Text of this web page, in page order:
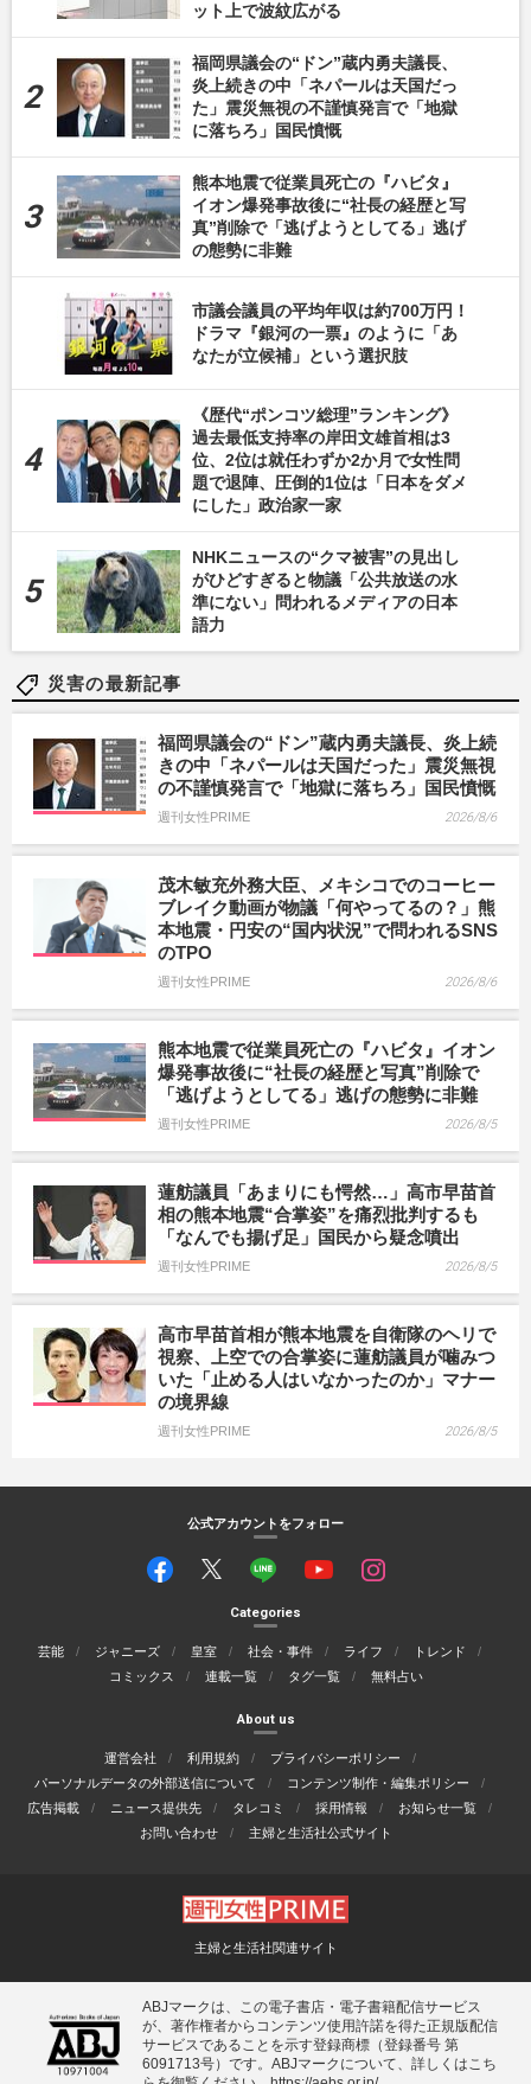
ット上で波紋広がる
福岡県議会の“ドン”蔵内勇夫議長、
炎上続きの中「ネパールは天国だっ
た」震災無視の不謹慎発言で「地獄
に落ちろ」国民憤慨
熊本地震で従業員死亡の『ハビタ』
イオン爆発事故後に“社長の経歴と写
真”削除で「逃げようとしてる」逃げ
の態勢に非難
市議会議員の平均年収は約700万円！
ドラマ『銀河の一票』のように「あ
なたが立候補」という選択肢
《歴代“ポンコツ総理”ランキング》
過去最低支持率の岸田文雄首相は3
位、2位は就任わずか2か月で女性問
題で退陣、圧倒的1位は「日本をダメ
にした」政治家一家
NHKニュースの“クマ被害”の見出し
がひどすぎると物議「公共放送の水
準にない」問われるメディアの日本
語力
災害の最新記事
福岡県議会の“ドン”蔵内勇夫議長、炎上続
きの中「ネパールは天国だった」震災無視
の不謹慎発言で「地獄に落ちろ」国民憤慨
週刊女性PRIME 2026/8/6
茂木敏充外務大臣、メキシコでのコーヒー
ブレイク動画が物議「何やってるの？」熊
本地震・円安の“国内状況”で問われるSNS
のTPO
週刊女性PRIME 2026/8/6
熊本地震で従業員死亡の『ハビタ』イオン
爆発事故後に“社長の経歴と写真”削除で
「逃げようとしてる」逃げの態勢に非難
週刊女性PRIME 2026/8/5
蓮舫議員「あまりにも愕然…」高市早苗首
相の熊本地震“合掌姿”を痛烈批判するも
「なんでも揚げ足」国民から疑念噴出
週刊女性PRIME 2026/8/5
高市早苗首相が熊本地震を自衛隊のヘリで
視察、上空での合掌姿に蓮舫議員が噛みつ
いた「止める人はいなかったのか」マナー
の境界線
週刊女性PRIME 2026/8/5
公式アカウントをフォロー
Categories
芸能 ジャニーズ 皇室 社会・事件 ライフ
トレンド
コミックス
連載一覧 タグ一覧 無料占い
About us
運営会社 利用規約
プライバシーポリシー
パーソナルデータの外部送信について
コンテンツ制作・編集ポリシー
広告掲載
ニュース提供先 タレコミ 採用情報
お知らせ一覧
お問い合わせ
主婦と生活社公式サイト
主婦と生活社関連サイト
ABJマークは、この電子書店・電子書籍配信サービス
が、著作権者からコンテンツ使用許諾を得た正規版配信
サービスであることを示す登録商標（登録番号 第
6091713号）です。ABJマークについて、詳しくはこち